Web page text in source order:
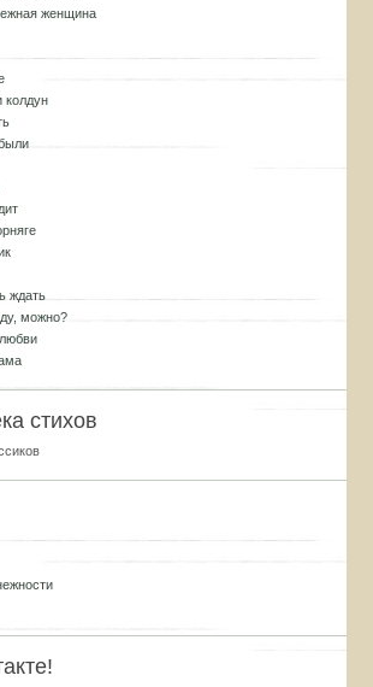
женщина
колдун
ждать
можно?
стихов